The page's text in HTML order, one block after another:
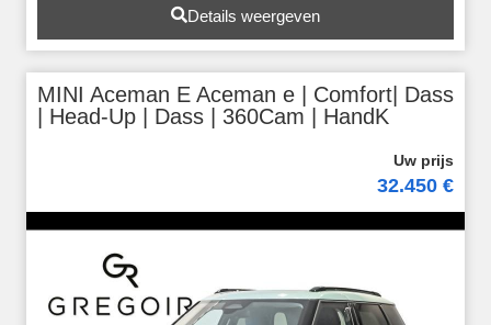
Details weergeven
MINI Aceman E Aceman e | Comfort| Dass
| Head-Up | Dass | 360Cam | HandK
32.450 €